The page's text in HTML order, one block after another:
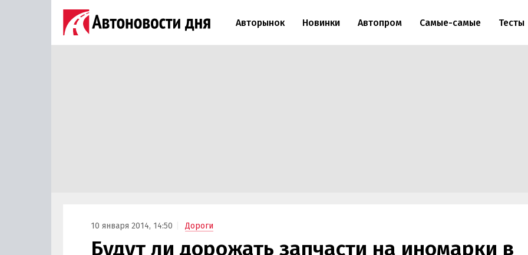
Авторынок Новинки Автопром Самые-самые Тесты
10 января 2014, 14:50 Дороги
Будут ли дорожать запчасти на иномарки в